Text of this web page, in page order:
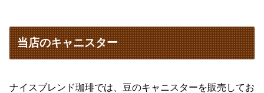
当店のキャニスター
ナイスブレンド珈琲では、豆のキャニスターを販売してお